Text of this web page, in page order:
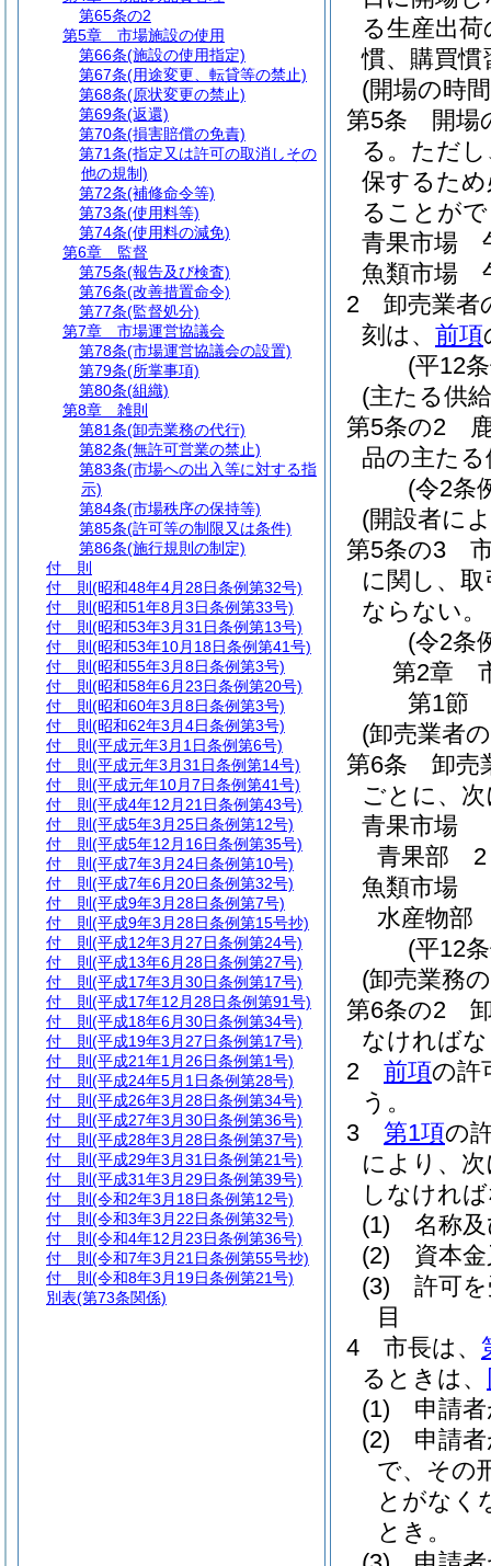
る生産出
慣、購買
(開場の時
第5条
開場
る。 ただ
保するた
ることが
青果市場
魚類市場
2
卸売業者
刻は、 前項
(平12
(主たる供
第5条の2
品の主た
(令2条
(開設者に
第5条の3
に関し、
ならない。
(令2条
第2章
第1節
(卸売業者
第6条
卸売
ごとに、
青果市場
青果部 2
魚類市場
水産物
(平12
(卸売業務
第6条の2
なければ
2
前項の許
う。
3
第1項の
により、
しなけれ
(1)
名称
(2)
資本
(3)
許可
目
4
市長は、
るときは、
(1)
申請
(2)
申請
で、その
とがなく
とき。
第65条の2
第5章
市場施設の使用
第66条(施設の使用指定)
第67条(用途変更、転貸等の禁止)
第68条(原状変更の禁止)
第69条(返還)
第70条(損害賠償の免責)
第71条(指定又は許可の取消しその
他の規制)
第72条(補修命令等)
第73条(使用料等)
第74条(使用料の減免)
第6章
監督
第75条(報告及び検査)
第76条(改善措置命令)
第77条(監督処分)
第7章
市場運営協議会
第78条(市場運営協議会の設置)
第79条(所掌事項)
第80条(組織)
第8章
雑則
第81条(卸売業務の代行)
第82条(無許可営業の禁止)
第83条(市場への出入等に対する指
示)
第84条(市場秩序の保持等)
第85条(許可等の制限又は条件)
第86条(施行規則の制定)
付 則
付 則 (昭和48年4月28日条例第32号)
付 則 (昭和51年8月3日条例第33号)
付 則 (昭和53年3月31日条例第13号)
付 則 (昭和53年10月18日条例第41号)
付 則 (昭和55年3月8日条例第3号)
付 則 (昭和58年6月23日条例第20号)
付 則 (昭和60年3月8日条例第3号)
付 則 (昭和62年3月4日条例第3号)
付 則 (平成元年3月1日条例第6号)
付 則 (平成元年3月31日条例第14号)
付 則 (平成元年10月7日条例第41号)
付 則 (平成4年12月21日条例第43号)
付 則 (平成5年3月25日条例第12号)
付 則 (平成5年12月16日条例第35号)
付 則 (平成7年3月24日条例第10号)
付 則 (平成7年6月20日条例第32号)
付 則 (平成9年3月28日条例第7号)
付 則 (平成9年3月28日条例第15号抄)
付 則 (平成12年3月27日条例第24号)
付 則 (平成13年6月28日条例第27号)
付 則 (平成17年3月30日条例第17号)
付 則 (平成17年12月28日条例第91号)
付 則 (平成18年6月30日条例第34号)
付 則 (平成19年3月27日条例第17号)
付 則 (平成21年1月26日条例第1号)
付 則 (平成24年5月1日条例第28号)
付 則 (平成26年3月28日条例第34号)
付 則 (平成27年3月30日条例第36号)
付 則 (平成28年3月28日条例第37号)
付 則 (平成29年3月31日条例第21号)
付 則 (平成31年3月29日条例第39号)
付 則 (令和2年3月18日条例第12号)
付 則 (令和3年3月22日条例第32号)
付 則 (令和4年12月23日条例第36号)
付 則 (令和7年3月21日条例第55号抄)
付 則 (令和8年3月19日条例第21号)
別表(第73条関係)